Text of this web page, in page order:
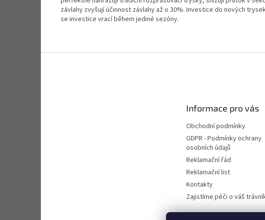
závlahy zvyšují účinnost závlahy až o 30%. Investice do nových
se investice vrací během jediné sezóny.
Informace pro vás
Obchodní podmínky
GDPR - Podmínky ochrany
osobních údajů
Reklamační řád
Reklamační list
Kontakty
Zajistíme péči o váš